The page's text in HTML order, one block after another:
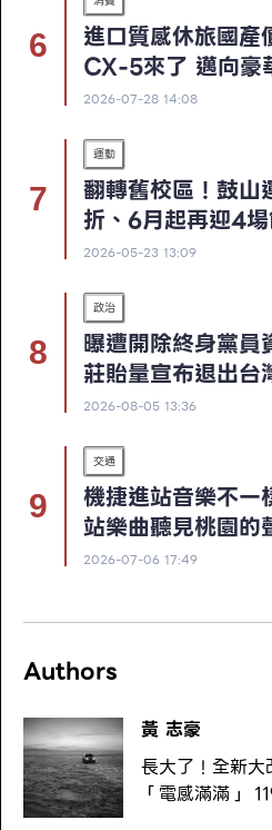
進口質感休旅國
CX-5來了 邁向
2026-07-28 14:08
運動
翻轉舊校區！鼓
折、6月起再迎4
2026-05-23 13:09
政治
曝遭開除終身黨
莊貽量宣布退出台
2026-08-05 13:36
交通
機捷進站音樂不
站樂曲聽見桃園的
2026-07-06 17:49
Authors
黃 志豪
長大了！全新
「電感滿滿」